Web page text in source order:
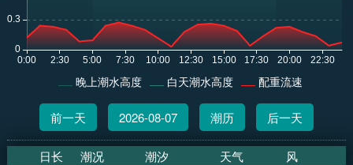
晚上潮水高度 白天潮水高度 配重流速
前一天 2026-08-07 潮历 后一天
日长 潮况 潮汐 天气 风